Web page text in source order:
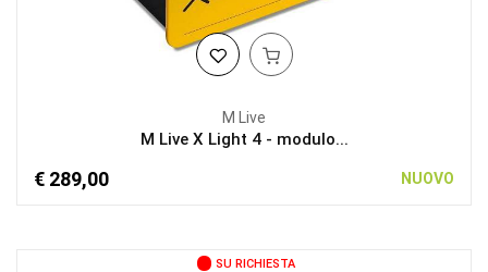
M Live
M Live X Light 4 - modulo...
€ 289,00 NUOVO
SU RICHIESTA